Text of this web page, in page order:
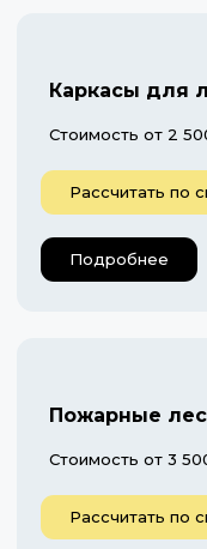
Каркасы для
Стоимость от 2
Рассчитать по
Подробнее
Пожарные
Стоимость от 3
Рассчитать по